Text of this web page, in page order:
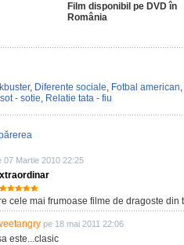
Film disponibil pe DVD în
România
, Diferente sociale, Fotbal american,
- sotie, Relatie tata - fiu
07 Martie 2010 22:25
cele mai frumoase filme de dragoste din
pe 18 mai 2011 22:06
este...clasic